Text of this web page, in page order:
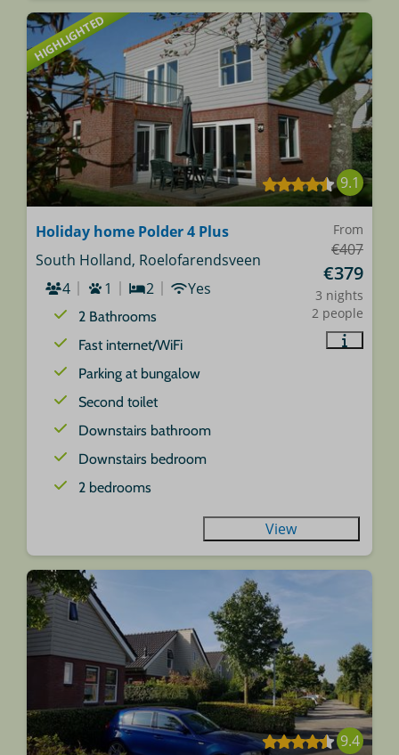
HIGHLIGHTED
9.1
From
€407
€379
3 nights
2 people
Holiday home Polder 4 Plus
South Holland, Roelofarendsveen
4
1 2 Yes
2 Bathrooms
Fast internet/WiFi
Parking at bungalow
Second toilet
Downstairs bathroom
Downstairs bedroom
2 bedrooms
View
9.4